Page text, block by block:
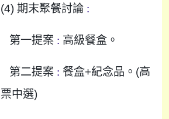
(4) 期末聚餐討論 :
第一提案 : 高級餐盒。
第二提案 : 餐盒+紀念品。 (高
票中選)